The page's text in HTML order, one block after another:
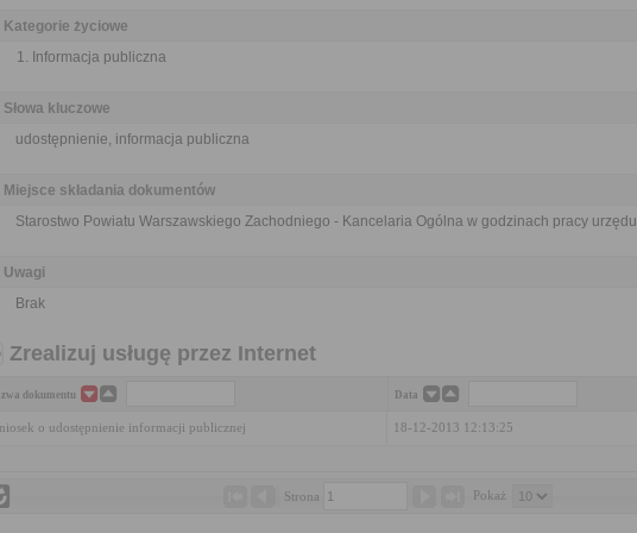
Kategorie życiowe
Informacja publiczna
Słowa kluczowe
udostępnienie, informacja publiczna
Miejsce składania dokumentów
Starostwo Powiatu Warszawskiego Zachodniego - Kancelaria Ogólna w godzinach pracy urzędu
Uwagi
Brak
Zrealizuj usługę przez Internet
dokumentu Data
o udostępnienie informacji publicznej 18-12-2013 12:13:25
Strona Pokaż